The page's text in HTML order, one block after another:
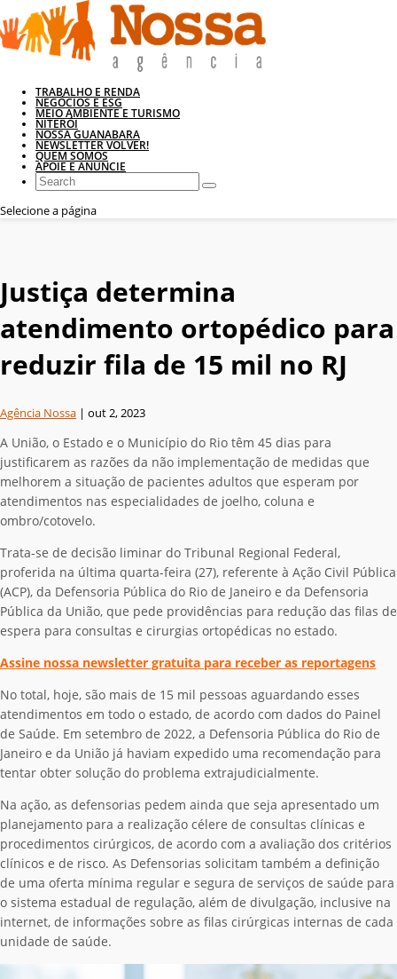
TRABALHO E RENDA
NEGÓCIOS E ESG
MEIO AMBIENTE E TURISMO
NITERÓI
NOSSA GUANABARA
NEWSLETTER VOLVER!
QUEM SOMOS
APOIE E ANUNCIE
Selecione a página
Justiça determina
atendimento ortopédico para
reduzir fila de 15 mil no RJ
Agência Nossa | out 2, 2023
A União, o Estado e o Município do Rio têm 45 dias para
justificarem as razões da não implementação de medidas que
melhorem a situação de pacientes adultos que esperam por
atendimentos nas especialidades de joelho, coluna e
ombro/cotovelo.
Trata-se de decisão liminar do Tribunal Regional Federal,
proferida na última quarta-feira (27), referente à Ação Civil Pública
(ACP), da Defensoria Pública do Rio de Janeiro e da Defensoria
Pública da União, que pede providências para redução das filas de
espera para consultas e cirurgias ortopédicas no estado.
Assine nossa newsletter gratuita para receber as reportagens
No total, hoje, são mais de 15 mil pessoas aguardando esses
atendimentos em todo o estado, de acordo com dados do Painel
de Saúde. Em setembro de 2022, a Defensoria Pública do Rio de
Janeiro e da União já haviam expedido uma recomendação para
tentar obter solução do problema extrajudicialmente.
Na ação, as defensorias pedem ainda que seja apresentado um
planejamento para a realização célere de consultas clínicas e
procedimentos cirúrgicos, de acordo com a avaliação dos critérios
clínicos e de risco. As Defensorias solicitam também a definição
de uma oferta mínima regular e segura de serviços de saúde para
o sistema estadual de regulação, além de divulgação, inclusive na
internet, de informações sobre as filas cirúrgicas internas de cada
unidade de saúde.